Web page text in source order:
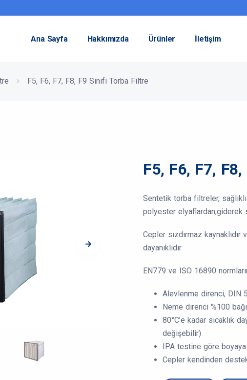
Ana Sayfa Hakkımızda Ürünler İletişim
F5, F6, F7, F8, F9 Sınıfı Torba Filtre
F5, F6, F7, F8,
Sentetik torba filtreler,
polyester elyaflardan,giderek
Cepler sızdırmaz
dayanıklıdır.
EN779 ve ISO 16890
Alevlenme direnci, DIN
Neme direnci %100
80°C’e kadar sıcaklık
değişebilir)
IPA testine göre
Cepler kendinden